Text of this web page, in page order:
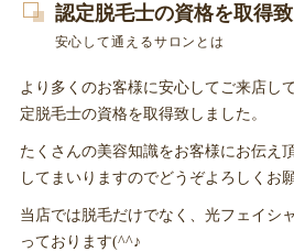
認定脱毛士の資格を取得致
安心して通えるサロンとは
より多くのお客様に安心してご来店し
定脱毛士の資格を取得致しました。
たくさんの美容知識をお客様にお伝え
してまいりますのでどうぞよろしくお
当店では脱毛だけでなく、光フェイシ
っております(^^♪